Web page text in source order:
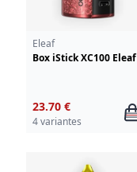
Eleaf
Box iStick XC100 Eleaf
23.70 €
4 variantes